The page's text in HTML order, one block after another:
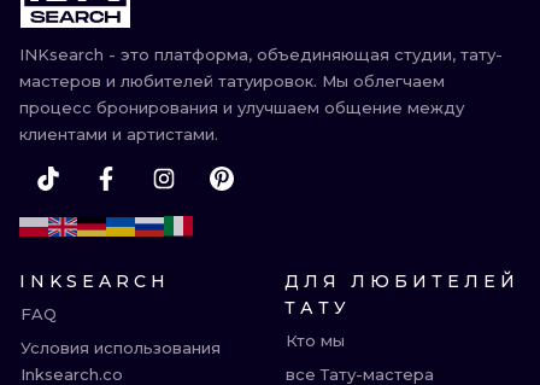
INKsearch - это платформа, объединяющая студии, тату-
мастеров и любителей татуировок. Мы облегчаем
процесс бронирования и улучшаем общение между
клиентами и артистами.
INKSEARCH
FAQ
Условия использования
Inksearch.co
ДЛЯ ЛЮБИТЕЛЕЙ
ТАТУ
Кто мы
все Тату-мастера